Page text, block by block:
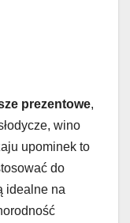
prezentowe,
wino
upominek to
do
idealne na